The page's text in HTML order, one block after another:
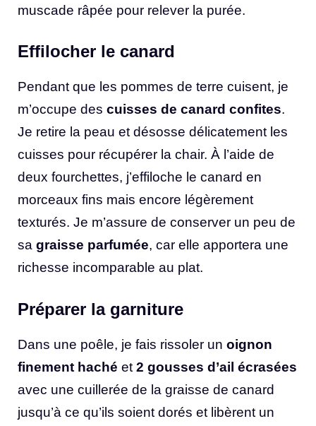
muscade râpée pour relever la purée.
Effilocher le canard
Pendant que les pommes de terre cuisent, je
m’occupe des cuisses de canard confites.
Je retire la peau et désosse délicatement les
cuisses pour récupérer la chair. À l’aide de
deux fourchettes, j’effiloche le canard en
morceaux fins mais encore légèrement
texturés. Je m’assure de conserver un peu de
sa graisse parfumée, car elle apportera une
richesse incomparable au plat.
Préparer la garniture
Dans une poêle, je fais rissoler un oignon
finement haché et 2 gousses d’ail écrasées
avec une cuillerée de la graisse de canard
jusqu’à ce qu’ils soient dorés et libèrent un